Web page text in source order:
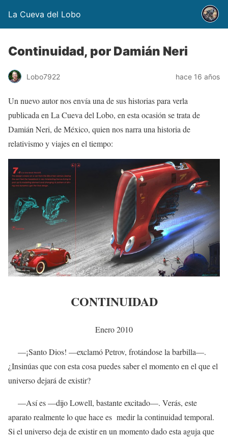
La Cueva del Lobo
Continuidad, por Damián Neri
Lobo7922 hace 16 años
Un nuevo autor nos envía una de sus historias para verla
publicada en La Cueva del Lobo, en esta ocasión se trata de
Damián Neri, de México, quien nos narra una historia de
relativismo y viajes en el tiempo:
CONTINUIDAD
Enero 2010
—¡Santo Dios! —exclamó Petrov, frotándose la barbilla—.
¿Insinúas que con esta cosa puedes saber el momento en el que el
universo dejará de existir?
—Así es —dijo Lowell, bastante excitado—. Verás, este
aparato realmente lo que hace es medir la continuidad temporal.
Si el universo deja de existir en un momento dado esta aguja que